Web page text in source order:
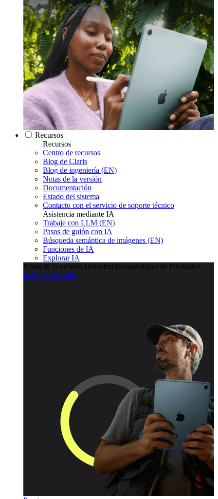
Recursos
Recursos
Centro de recursos
Blog de Claris
Blog de ingeniería (EN)
Notas de la versión
Documentación
Estado del sistema
Contacto con el servicio de soporte técnico
Asistencia mediante IA
Trabaje con LLM (EN)
Pasos de guión con IA
Búsqueda semántica de imágenes (EN)
Funciones de IA
Explorar IA
Notas de la versión Descubra las novedades de FileMaker.
Más información